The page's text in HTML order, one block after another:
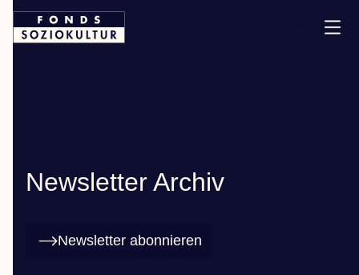
Newsletter Archiv
Newsletter abonnieren